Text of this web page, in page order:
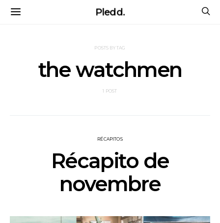
Pledd.
POSTS BY TAG
the watchmen
1 POST
RÉCAPITOS
Récapito de
novembre